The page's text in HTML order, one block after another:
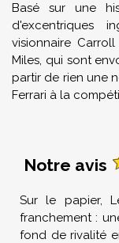
Basé sur une
d'excentriques
visionnaire
Miles, qui sont
partir de rien une
Ferrari à la
Notre avis
Sur le papier,
franchement :
fond de rivalité